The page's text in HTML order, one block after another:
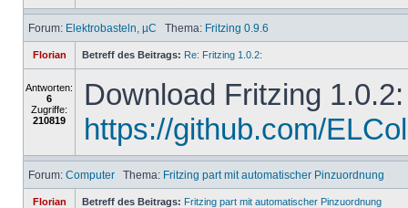
Forum: Elektrobasteln, µC Thema: Fritzing 0.9.6
Florian Betreff des Beitrags: Re: Fritzing 1.0.2:
Antworten:
6
Zugriffe:
210819
Download Fritzing 1.0.2:
https://github.com/
Forum: Computer Thema: Fritzing part mit automatischer Pinzuordnung
Florian Betreff des Beitrags: Fritzing part mit automatischer Pinzuordnung